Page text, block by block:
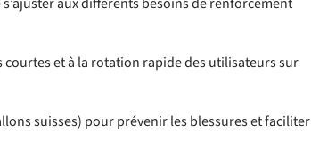
courtes et à la rotation rapide des utilisateurs sur
suisses) pour prévenir les blessures et faciliter